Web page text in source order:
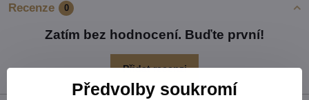
Recenze 0
Zatím bez hodnocení. Buďte první!
Přidat recenzi
Předvolby soukromí